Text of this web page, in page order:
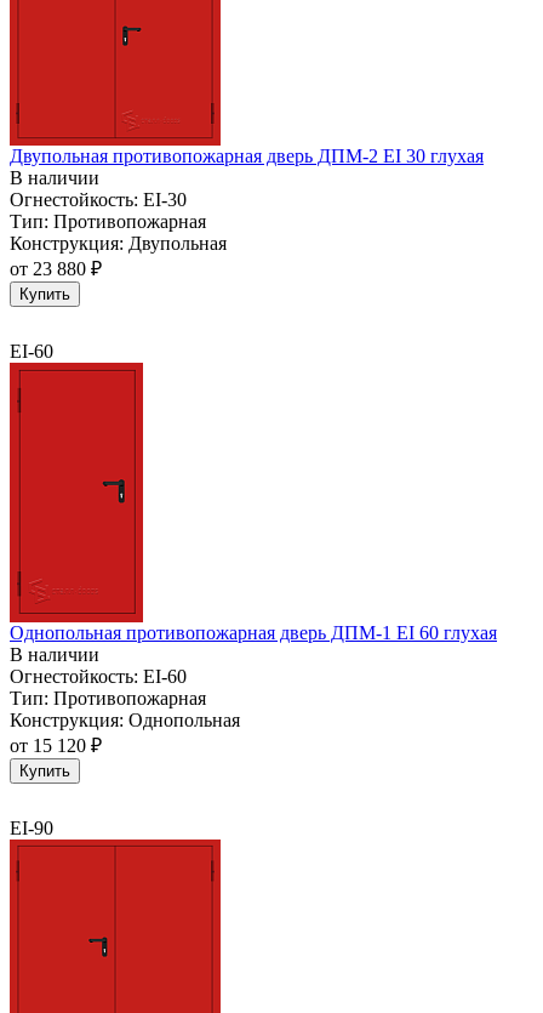
Двупольная противопожарная дверь ДПМ-2 EI 30 глухая
В наличии
Огнестойкость: EI-30
Тип: Противопожарная
Конструкция: Двупольная
от 23 880 ₽
Купить
EI-60
Однопольная противопожарная дверь ДПМ-1 EI 60 глухая
В наличии
Огнестойкость: EI-60
Тип: Противопожарная
Конструкция: Однопольная
от 15 120 ₽
Купить
EI-90